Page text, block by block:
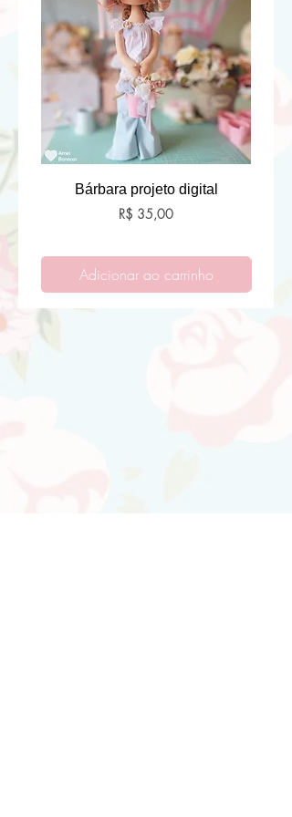
Bárbara projeto digital
Preço
R$ 35,00
Adicionar ao carrinho